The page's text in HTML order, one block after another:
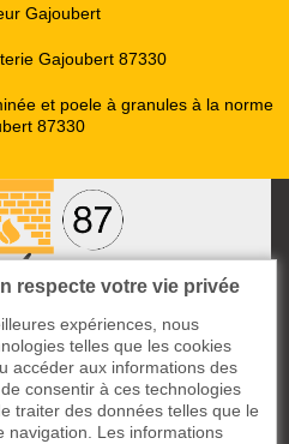
Gajoubert
Gajoubert 87330
et poele à granules à la norme
87330
le Bourg
Boisseuil
14 49
respecte votre vie privée
expériences, nous
telles que les cookies
accéder aux informations des
consentir à ces technologies
traiter des données telles que le
navigation. Les informations